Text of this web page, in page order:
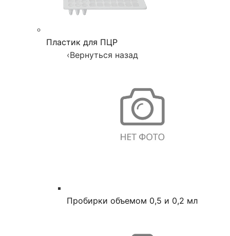
Пластик для ПЦР
‹Вернуться назад
Пробирки объемом 0,5 и 0,2 мл